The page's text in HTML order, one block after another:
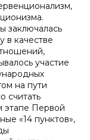
заключалась
качестве
участие
на пути
считать
Первой
«14 пунктов»,